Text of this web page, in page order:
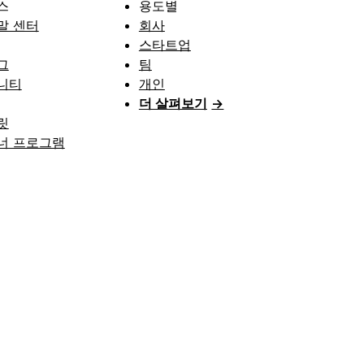
센터
티
프로그램
용도별
회사
스타트업
팀
개인
더 살펴보기 →